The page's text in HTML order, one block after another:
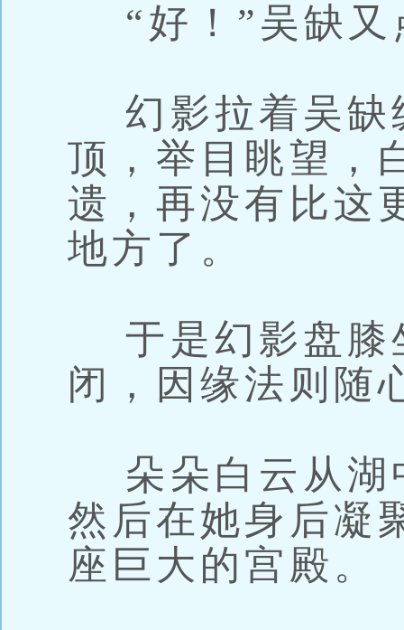
“好！”吴缺又
幻影拉着吴缺
顶，举目眺望，
遗，再没有比这
地方了。
于是幻影盘膝
闭，因缘法则随
朵朵白云从湖
然后在她身后凝
座巨大的宫殿。